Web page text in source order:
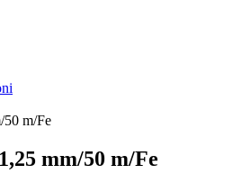
50 m/Fe
mm/50 m/Fe